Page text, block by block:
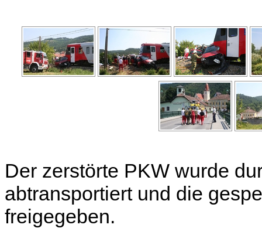
Der zerstörte PKW wurde
abtransportiert und die
freigegeben.